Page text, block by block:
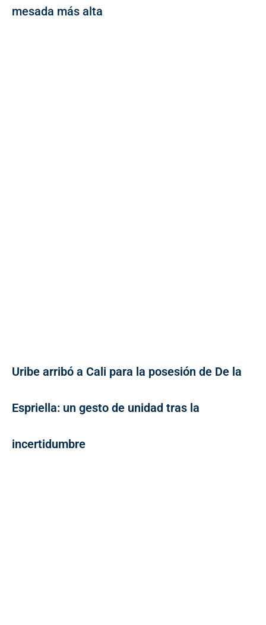
mesada más alta
Uribe arribó a Cali para la posesión de De la
Espriella: un gesto de unidad tras la
incertidumbre